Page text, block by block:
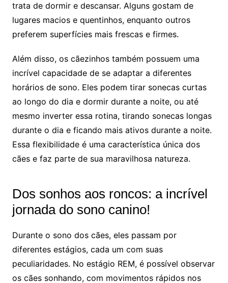
trata de dormir e descansar. Alguns gostam de
lugares macios e quentinhos, enquanto outros
preferem superfícies mais frescas e firmes.
Além disso, os cãezinhos também possuem uma
incrível capacidade de se adaptar a diferentes
horários de sono. Eles podem tirar sonecas curtas
ao longo do dia e dormir durante a noite, ou até
mesmo inverter essa rotina, tirando sonecas longas
durante o dia e ficando mais ativos durante a noite.
Essa flexibilidade é uma característica única dos
cães e faz parte de sua maravilhosa natureza.
Dos sonhos aos roncos: a incrível
jornada do sono canino!
Durante o sono dos cães, eles passam por
diferentes estágios, cada um com suas
peculiaridades. No estágio REM, é possível observar
os cães sonhando, com movimentos rápidos nos